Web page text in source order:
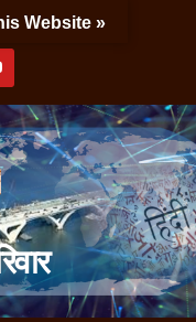
1:03:32 PM
Website »